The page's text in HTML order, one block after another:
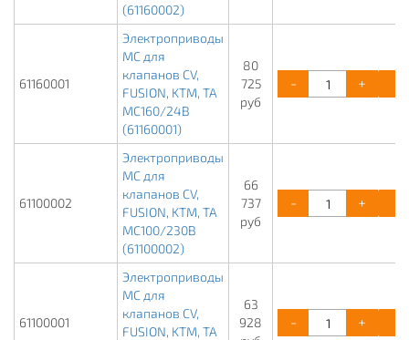
(61160002)
61160001
Электроприводы
МС для
клапанов CV,
FUSION, KTM, TA
МС160/24В
(61160001)
80
725
руб
- +
61100002
Электроприводы
МС для
клапанов CV,
FUSION, KTM, TA
МС100/230В
(61100002)
66
737
руб
- +
61100001
Электроприводы
МС для
клапанов CV,
FUSION, KTM, TA
63
928
- +